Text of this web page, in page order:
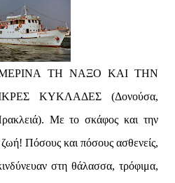
ΤΗ ΝΑΞΟ ΚΑΙ ΤΗΝ
ΚΥΚΛΑΔΕΣ (Δονούσα,
Με το σκάφος και την
Πόσους και πόσους ασθενείς,
στη θάλασσα, τρόφιμα,